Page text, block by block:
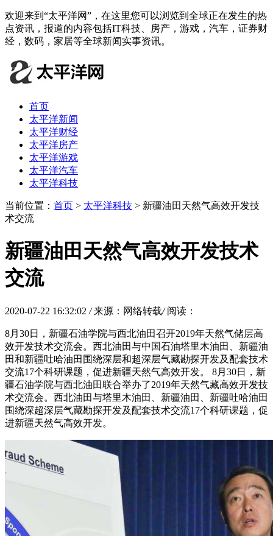
欢迎来到“太平洋网”，在这里您可以浏览到全球正在发生的热
点资讯，报道的内容包括IT科技、房产，游戏，汽车，证券财
经，数码，家居等全球新闻实事资讯。
首页
太平洋新闻
太平洋财经
太平洋房产
太平洋游戏
太平洋汽车
太平洋科技
当前位置： 首页 > 太平洋科技 > 新疆油田天然气高效开发技
术交流
新疆油田天然气高效开发技术
交流
2020-07-22 16:32:02 / 来源：网络转载/ 阅读：
8月30日，新疆石油学院与西北油田召开2019年天然气储层高
效开发技术交流会。西北油田与中国石油塔里木油田、新疆油
田和新疆吐哈油田围绕深层和超深层气藏勘探开发及配套技术
交流17个科研课题，促进新疆天然气高效开发。 8月30日，新
疆石油学院与西北油田联合举办了2019年天然气藏高效开发技
术交流会。西北油田与塔里木油田、新疆油田、新疆吐哈油田
围绕深超深层气藏勘探开发及配套技术交流17个科研课题，促
进新疆天然气高效开发。